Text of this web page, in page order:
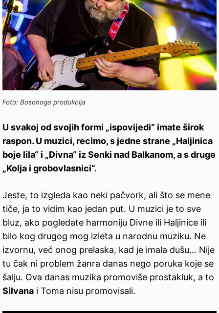
Foto: Bosonoga produkcija
U svakoj od svojih formi „ispovijedi“ imate širok
raspon. U muzici, recimo, s jedne strane „Haljinica
boje lila“ i „Divna“ iz Senki nad Balkanom, a s druge
„Kolja i grobovlasnici“.
Jeste, to izgleda kao neki pačvork, ali što se mene
tiče, ja to vidim kao jedan put. U muzici je to sve
bluz, ako pogledate harmoniju Divne ili Haljinice ili
bilo kog drugog mog izleta u narodnu muziku. Ne
izvornu, već onog prelaska, kad je imala dušu… Nije
tu čak ni problem žanra danas nego poruka koje se
šalju. Ova danas muzika promoviše prostakluk, a to
Silvana i Toma nisu promovisali.